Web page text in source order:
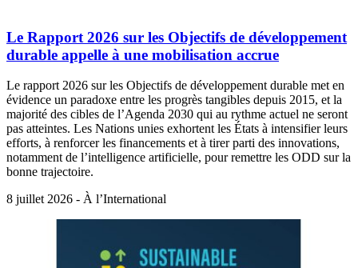
Le Rapport 2026 sur les Objectifs de développement
durable appelle à une mobilisation accrue
Le rapport 2026 sur les Objectifs de développement durable met en
évidence un paradoxe entre les progrès tangibles depuis 2015, et la
majorité des cibles de l’Agenda 2030 qui au rythme actuel ne seront
pas atteintes. Les Nations unies exhortent les États à intensifier leurs
efforts, à renforcer les financements et à tirer parti des innovations,
notamment de l’intelligence artificielle, pour remettre les ODD sur la
bonne trajectoire.
8 juillet 2026 - À l’International